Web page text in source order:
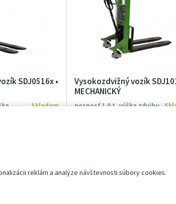
reklám a analýze návštevnosti súbory cookies.
SDJ0516x •
brzdou
Skladom
Vysokozdvižný vozík
MECHANICKÝ
nosnosť 1.0 t, výška zdvihu
zdvih ojou alebo nožným